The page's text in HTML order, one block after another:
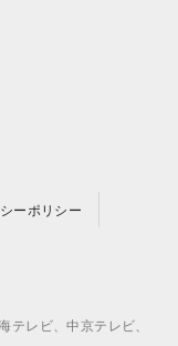
ーポリシー
レビ、中京テレビ、